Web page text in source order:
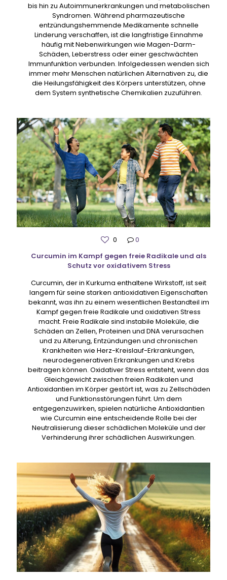
bis hin zu Autoimmunerkrankungen und metabolischen
Syndromen. Während pharmazeutische
entzündungshemmende Medikamente schnelle
Linderung verschaffen, ist die langfristige Einnahme
häufig mit Nebenwirkungen wie Magen-Darm-
Schäden, Leberstress oder einer geschwächten
Immunfunktion verbunden. Infolgedessen wenden sich
immer mehr Menschen natürlichen Alternativen zu, die
die Heilungsfähigkeit des Körpers unterstützen, ohne
dem System synthetische Chemikalien zuzuführen.
0
0
Curcumin im Kampf gegen freie Radikale und als
Schutz vor oxidativem Stress
Curcumin, der in Kurkuma enthaltene Wirkstoff, ist seit
langem für seine starken antioxidativen Eigenschaften
bekannt, was ihn zu einem wesentlichen Bestandteil im
Kampf gegen freie Radikale und oxidativen Stress
macht. Freie Radikale sind instabile Moleküle, die
Schäden an Zellen, Proteinen und DNA verursachen
und zu Alterung, Entzündungen und chronischen
Krankheiten wie Herz-Kreislauf-Erkrankungen,
neurodegenerativen Erkrankungen und Krebs
beitragen können. Oxidativer Stress entsteht, wenn das
Gleichgewicht zwischen freien Radikalen und
Antioxidantien im Körper gestört ist, was zu Zellschäden
und Funktionsstörungen führt. Um dem
entgegenzuwirken, spielen natürliche Antioxidantien
wie Curcumin eine entscheidende Rolle bei der
Neutralisierung dieser schädlichen Moleküle und der
Verhinderung ihrer schädlichen Auswirkungen.